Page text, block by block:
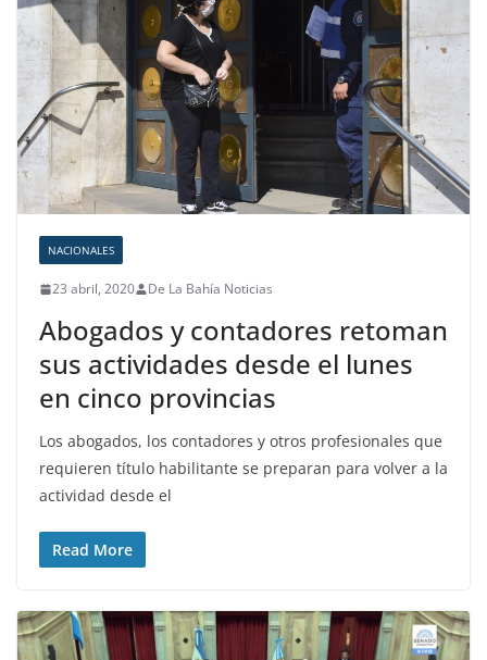
NACIONALES
23 abril, 2020 De La Bahía Noticias
Abogados y contadores retoman
sus actividades desde el lunes
en cinco provincias
Los abogados, los contadores y otros profesionales que
requieren título habilitante se preparan para volver a la
actividad desde el
Read More